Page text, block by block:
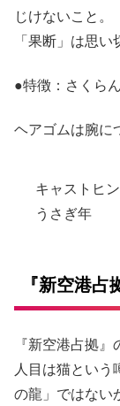
じけないこと。
「果断」は思い
●特徴：さくら
ヘアゴムは腕に
キャストヒ
うさぎ年
『新空港占
『新空港占拠
人目は猫という
の龍」ではない